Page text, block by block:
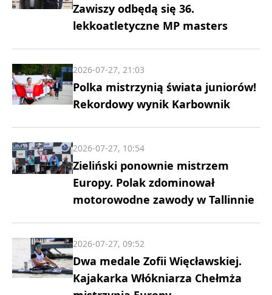
Zawiszy odbędą się 36.
lekkoatletyczne MP masters
Polka mistrzynią świata juniorów!
Rekordowy wynik Karbownik
2026-07-27, 21:03
Zieliński ponownie mistrzem
Europy. Polak zdominował
motorowodne zawody w Tallinnie
2026-07-27, 10:54
Dwa medale Zofii Więcławskiej.
Kajakarka Włókniarza Chełmża
2026-07-27, 09:52